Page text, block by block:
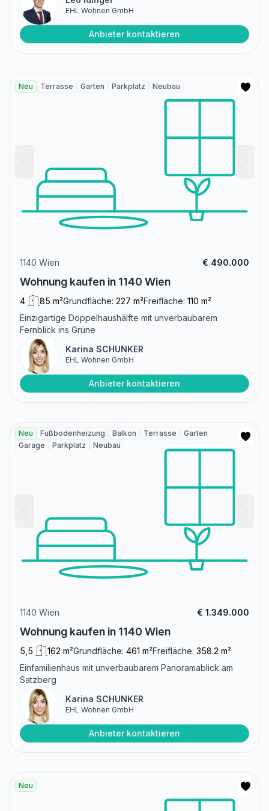
EHL Wohnen GmbH
Anbieter kontaktieren
Neu Terrasse Garten Parkplatz Neubau
1140 Wien € 490.000
Wohnung kaufen in 1140 Wien
4 85 m²Grundfläche: 227 m²Freifläche: 110 m²
Einzigartige Doppelhaushälfte mit unverbaubarem
Fernblick ins Grüne
Karina SCHUNKER
EHL Wohnen GmbH
Anbieter kontaktieren
Neu Fußbodenheizung Balkon Terrasse
Garten
Garage
Parkplatz Neubau
1140 Wien € 1.349.000
Wohnung kaufen in 1140 Wien
5,5 162 m²Grundfläche: 461 m²Freifläche: 358.2 m²
Einfamilienhaus mit unverbaubarem Panoramablick am
Satzberg
Karina SCHUNKER
EHL Wohnen GmbH
Anbieter kontaktieren
Neu